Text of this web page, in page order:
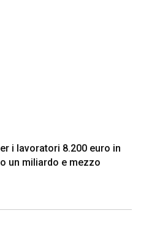
i lavoratori 8.200 euro in
un miliardo e mezzo